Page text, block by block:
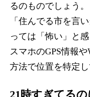
るのものでしょう。
「住んでる市を言
っては「怖い」と
スマホのGPS情報
方法で位置を特定し
21時すぎてる